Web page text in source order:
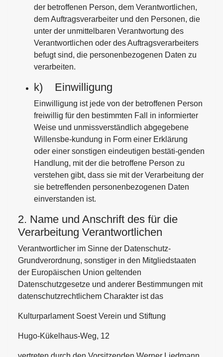
der betroffenen Person, dem Verantwortlichen,
dem Auftragsverarbeiter und den Personen, die
unter der unmittelbaren Verantwortung des
Verantwortlichen oder des Auftragsverarbeiters
befugt sind, die personenbezogenen Daten zu
verarbeiten.
k) Einwilligung
Einwilligung ist jede von der betroffenen Person
freiwillig für den bestimmten Fall in informierter
Weise und unmissverständlich abgegebene
Willensbe-kundung in Form einer Erklärung
oder einer sonstigen eindeutigen bestäti-genden
Handlung, mit der die betroffene Person zu
verstehen gibt, dass sie mit der Verarbeitung der
sie betreffenden personenbezogenen Daten
einverstanden ist.
2. Name und Anschrift des für die
Verarbeitung Verantwortlichen
Verantwortlicher im Sinne der Datenschutz-
Grundverordnung, sonstiger in den Mitgliedstaaten
der Europäischen Union geltenden
Datenschutzgesetze und anderer Bestimmungen mit
datenschutzrechtlichem Charakter ist das
Kulturparlament Soest Verein und Stiftung
Hugo-Kükelhaus-Weg, 12